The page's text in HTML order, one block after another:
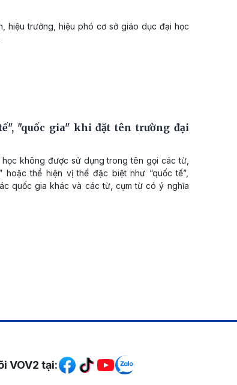
hiệu trưởng, hiệu phó cơ sở giáo dục đại học
"quốc gia" khi đặt tên trường đại
không được sử dụng trong tên gọi các từ,
hoặc thể hiện vị thế đặc biệt như “quốc tế”,
quốc gia khác và các từ, cụm từ có ý nghĩa
xã hội
VOV2 tại: